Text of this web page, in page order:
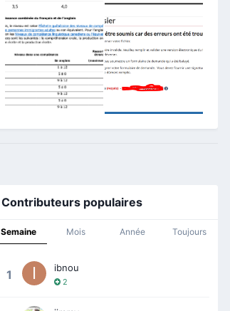
Contributeurs populaires
Semaine Mois Année Toujours
1 ibnou
2